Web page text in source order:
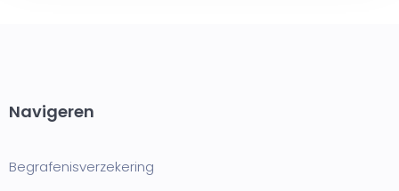
Navigeren
Begrafenisverzekering